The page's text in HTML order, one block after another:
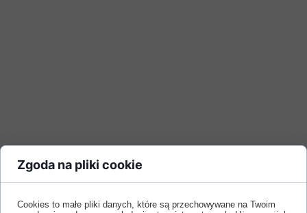
Zgoda na pliki cookie
Cookies to małe pliki danych, które są przechowywane na Twoim